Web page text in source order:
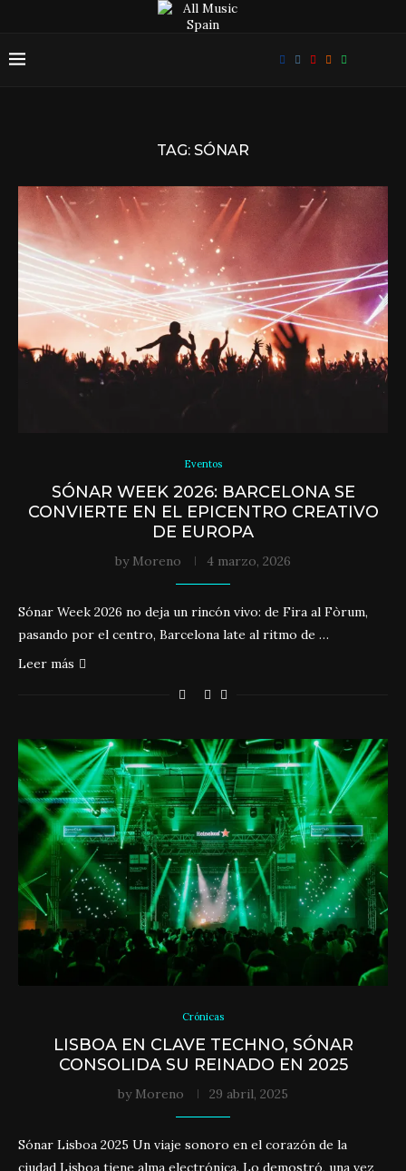
TAG: SÓNAR
Eventos
SÓNAR WEEK 2026: BARCELONA SE
CONVIERTE EN EL EPICENTRO CREATIVO
DE EUROPA
by Moreno 4 marzo, 2026
Sónar Week 2026 no deja un rincón vivo: de Fira al Fòrum,
pasando por el centro, Barcelona late al ritmo de …
Leer más
Crónicas
LISBOA EN CLAVE TECHNO, SÓNAR
CONSOLIDA SU REINADO EN 2025
by Moreno 29 abril, 2025
Sónar Lisboa 2025 Un viaje sonoro en el corazón de la
ciudad Lisboa tiene alma electrónica. Lo demostró, una vez